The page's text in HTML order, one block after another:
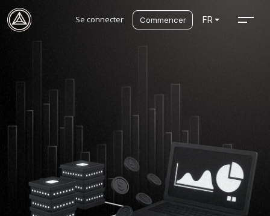
Se connecter Commencer FR